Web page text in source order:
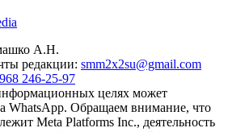
А.Н.
редакции: smm2x2su@gmail.com
246-25-97
целях может
WhatsApp. Обращаем внимание, что
Meta Platforms Inc., деятельность